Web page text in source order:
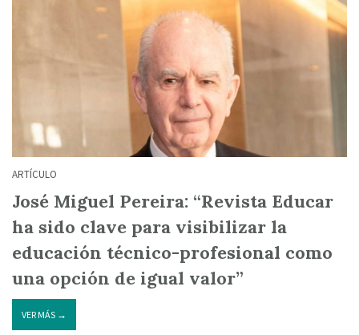
ARTÍCULO
José Miguel Pereira: “Revista Educar
ha sido clave para visibilizar la
educación técnico-profesional como
una opción de igual valor”
VER MÁS →